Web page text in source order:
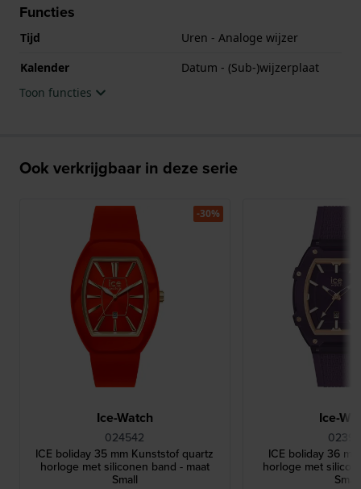
Functies
Tijd
Uren - Analoge wijzer
Kalender
Datum - (Sub-)wijzerplaat
Toon functies
Ook verkrijgbaar in deze serie
Ice-Watch
024542
ICE boliday 35 mm Kunststof quartz
horloge met siliconen band - maat
Small
-30%
Ice-
ICE boliday 36
horloge met
Small